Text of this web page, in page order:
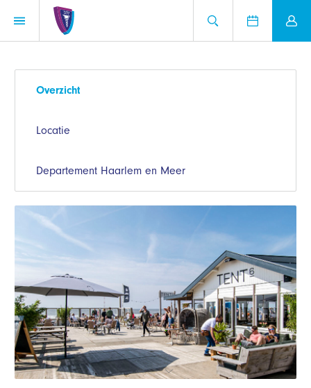
Overzicht
Locatie
Departement Haarlem en Meer